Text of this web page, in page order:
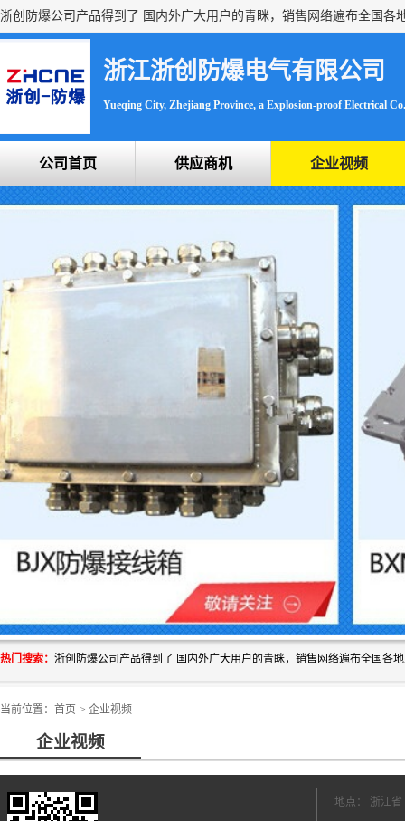
浙江浙创防爆电气有限公司
Yueqing City, Zhejiang Province, a Explosion-proof Electrical
公司首页 供应商机 企业视频
热门搜索：
当前位置： 首页-> 企业视频
企业视频
地点： 浙江